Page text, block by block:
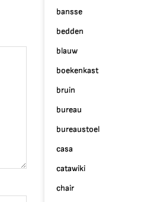
bansse
bedden
blauw
boekenkast
bruin
bureau
bureaustoel
casa
catawiki
chair